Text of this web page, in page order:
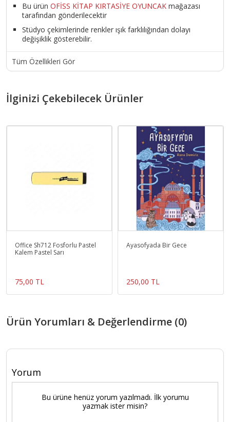
Bu ürün OFİSS KİTAP KIRTASİYE OYUNCAK mağazası
tarafından gönderilecektir
Stüdyo çekimlerinde renkler ışık farklılığından dolayı
değişiklik gösterebilir.
Tüm Özellikleri Gör
İlginizi Çekebilecek Ürünler
Office Sh712 Fosforlu Pastel
Kalem Pastel Sarı
75,00 TL
Ayasofyada Bir Gece
250,00 TL
Ürün Yorumları & Değerlendirme (0)
Yorum
Bu ürüne henüz yorum yazılmadı. İlk yorumu
yazmak ister misin?